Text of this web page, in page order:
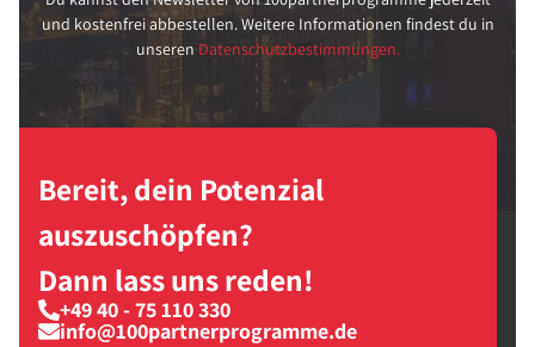
und kostenfrei abbestellen. Weitere Informationen findest du in
unseren Datenschutzbestimmungen.
Bereit, dein Potenzial
auszuschöpfen?
Dann lass uns reden!
+49 40 - 75 110 330
info@100partnerprogramme.de